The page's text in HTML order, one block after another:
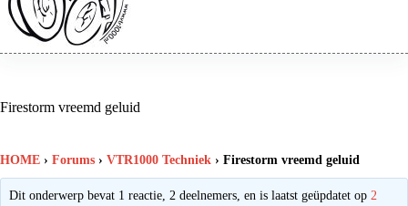
Firestorm vreemd geluid
HOME › Forums › VTR1000 Techniek › Firestorm vreemd geluid
Dit onderwerp bevat 1 reactie, 2 deelnemers, en is laatst geüpdatet op2